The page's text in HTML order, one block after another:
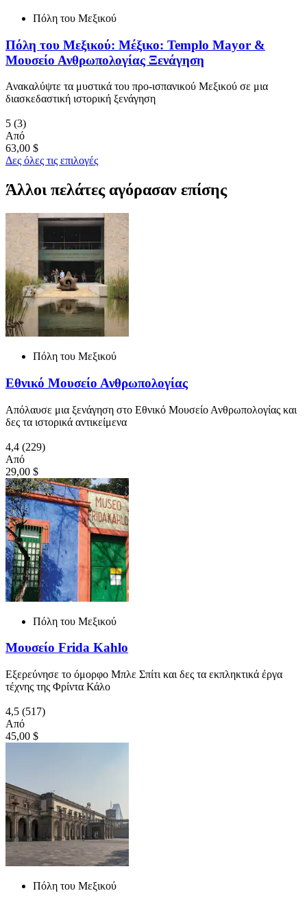
Πόλη του Μεξικού
Πόλη του Μεξικού: Μέξικο: Templo Mayor &
Μουσείο Ανθρωπολογίας Ξενάγηση
Ανακαλύψτε τα μυστικά του προ-ισπανικού Μεξικού σε μια
διασκεδαστική ιστορική ξενάγηση
5 (3)
Από
63,00 $
Δες όλες τις επιλογές
Άλλοι πελάτες αγόρασαν επίσης
Πόλη του Μεξικού
Εθνικό Μουσείο Ανθρωπολογίας
Απόλαυσε μια ξενάγηση στο Εθνικό Μουσείο Ανθρωπολογίας και
δες τα ιστορικά αντικείμενα
4,4 (229)
Από
29,00 $
Πόλη του Μεξικού
Μουσείο Frida Kahlo
Εξερεύνησε το όμορφο Μπλε Σπίτι και δες τα εκπληκτικά έργα
τέχνης της Φρίντα Κάλο
4,5 (517)
Από
45,00 $
Πόλη του Μεξικού